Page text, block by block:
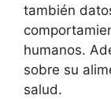
también
humanos.
sobre su
salud.